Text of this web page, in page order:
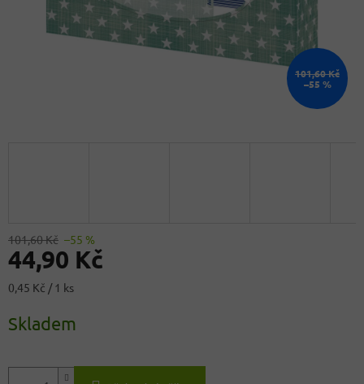
101,60 Kč
–55 %
101,60 Kč –55 %
44,90 Kč
Měrná
0,45 Kč / 1 ks
Skladem